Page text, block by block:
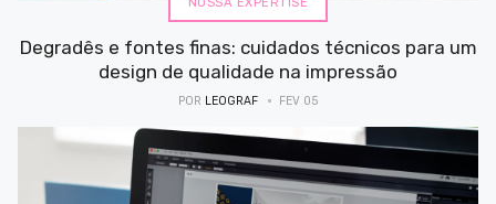
Degradês e fontes finas: cuidados técnicos para um
design de qualidade na impressão
POR LEOGRAF FEV 05